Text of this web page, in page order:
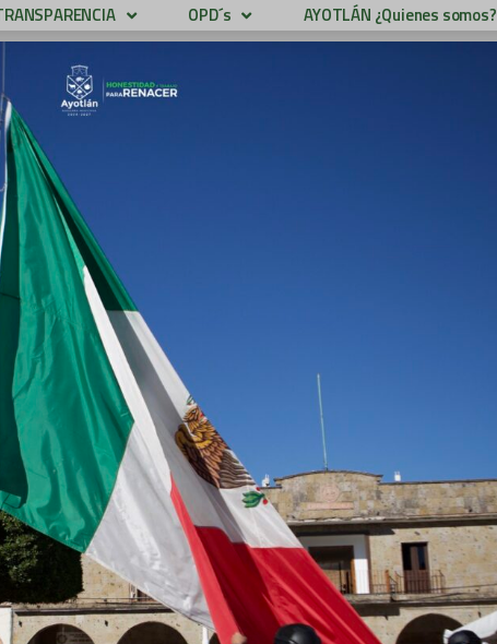
OPD´s AYOTLÁN ¿Quienes somos?